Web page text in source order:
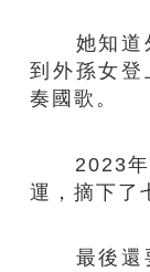
她知道外
到外孫女登
奏國歌。
2023年
運，摘下了
最後還要